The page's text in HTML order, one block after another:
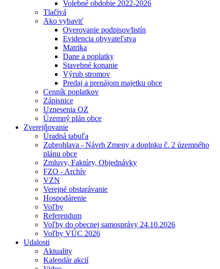
Volebné obdobie 2022-2026
Tlačivá
Ako vybaviť
Overovanie podpisov⁄listín
Evidencia obyvateľstva
Matrika
Dane a poplatky
Stavebné konanie
Výrub stromov
Predaj a prenájom majetku obce
Cenník poplatkov
Zápisnice
Uznesenia OZ
Územný plán obce
Zverejňovanie
Úradná tabuľa
Zubrohlava - Návrh Zmeny a doplnku č. 2 územného
plánu obce
Zmluvy, Faktúry, Objednávky
FZO - Archív
VZN
Verejné obstarávanie
Hospodárenie
Voľby
Referendum
Voľby do obecnej samosprávy 24.10.2026
Voľby VÚC 2026
Udalosti
Aktuality
Kalendár akcií